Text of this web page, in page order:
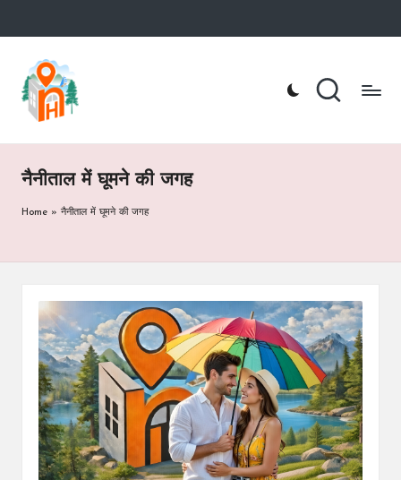
Skip
content
n
ai
ni
t
o
te
m
Nainital
Hotel
Booking
नैनीताल में घूमने की जगह
Home » नैनीताल में घूमने की जगह